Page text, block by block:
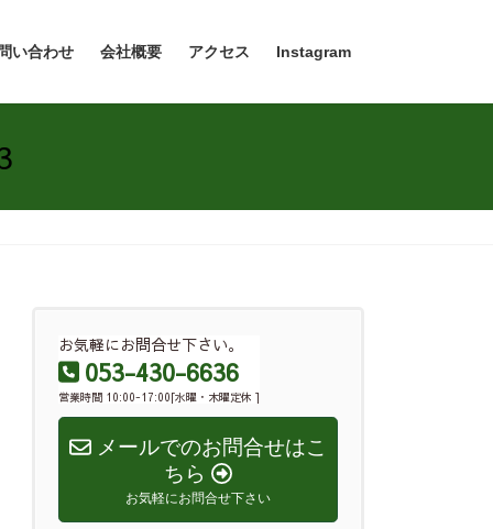
い合わせ 会社概要 アクセス Instagram
お気軽にお問合せ下さい。
053-430-6636
営業時間 10:00-17:00[水曜・木曜定休 ]
メールでのお問合せはこ
ちら
お気軽にお問合せ下さい